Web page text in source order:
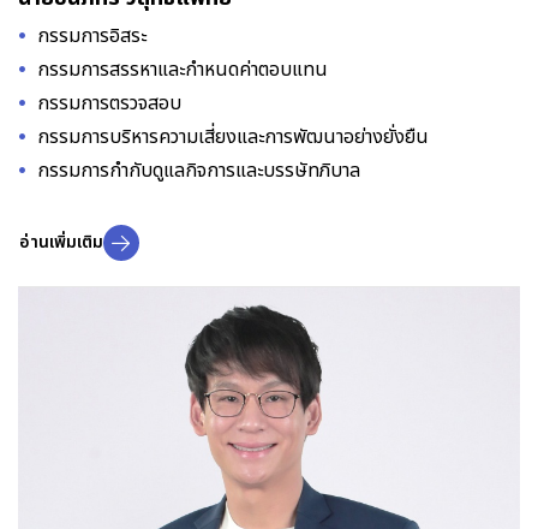
กรรมการอิสระ
กรรมการสรรหาและกำหนดค่าตอบแทน
กรรมการตรวจสอบ
กรรมการบริหารความเสี่ยงและการพัฒนาอย่างยั่งยืน
กรรมการกำกับดูแลกิจการและบรรษัทภิบาล
อ่านเพิ่มเติม